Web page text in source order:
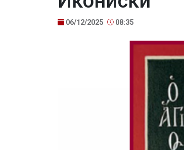
06/12/2025 08:35